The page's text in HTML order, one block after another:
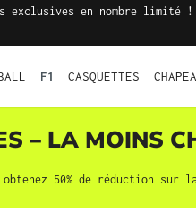
exclusives en nombre limité !
F1 CASQUETTES
– LA MOINS
50% de réduction sur